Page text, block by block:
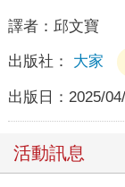
譯者： 邱文寶
出版社： 大家
出版日： 2025/
活動訊息